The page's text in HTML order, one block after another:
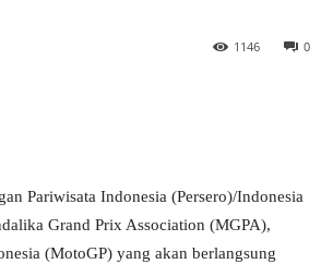
0
1146
Pariwisata Indonesia (Persero)/Indonesia
Grand Prix Association (MGPA),
(MotoGP) yang akan berlangsung